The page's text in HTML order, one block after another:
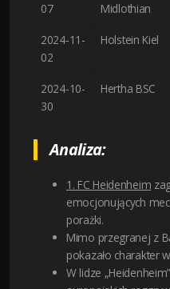
07
Midlothian
2024-11-
02
Holstein Kiel
2024-10-
30
Hertha BSC
Analiza:
1. FC Heidenheim
emocjonujących
porażki.
Mimo przegranej z
pokazało charakter
W lidze